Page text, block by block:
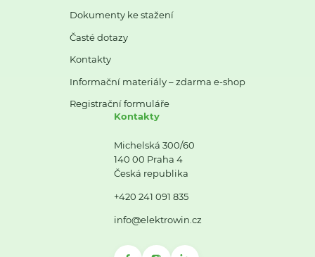
Dokumenty ke stažení
Časté dotazy
Kontakty
Informační materiály – zdarma e-shop
Registrační formuláře
Kontakty
Michelská 300/60
140 00 Praha 4
Česká republika
+420 241 091 835
info@elektrowin.cz